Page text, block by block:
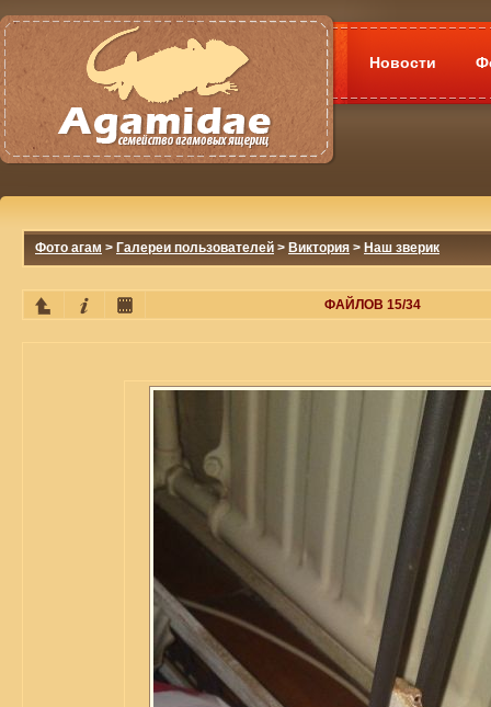
Новости
Фото агам > Галереи пользователей > Виктория > Наш зверик
ФАЙЛОВ 15/34